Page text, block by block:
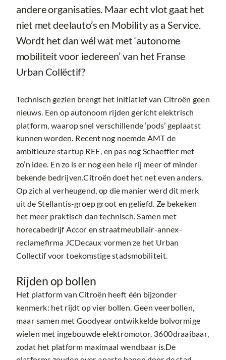
andere organisaties. Maar echt vlot gaat het
niet met deelauto’s en Mobility as a Service.
Wordt het dan wél wat met ‘autonome
mobiliteit voor iedereen’ van het Franse
Urban Collëctif?
Technisch gezien brengt het initiatief van Citroën geen
nieuws. Een op autonoom rijden gericht elektrisch
platform, waarop snel verschillende ‘pods’ geplaatst
kunnen worden. Recent nog noemde AMT de
ambitieuze startup REE, en pas nog Schaeffler met
zo’n idee. En zo is er nog een hele rij meer of minder
bekende bedrijven.Citroën doet het net even anders.
Op zich al verheugend, op die manier werd dit merk
uit de Stellantis-groep groot en geliefd. Ze bekeken
het meer praktisch dan technisch. Samen met
horecabedrijf Accor en straatmeubilair-annex-
reclamefirma JCDecaux vormen ze het Urban
Collectif voor toekomstige stadsmobiliteit.
Rijden op bollen
Het platform van Citroën heeft één bijzonder
kenmerk: het rijdt op vier bollen. Geen veerbollen,
maar samen met Goodyear ontwikkelde bolvormige
wielen met ingebouwde elektromotor. 3600draaibaar,
zodat het platform maximaal wendbaar is.De